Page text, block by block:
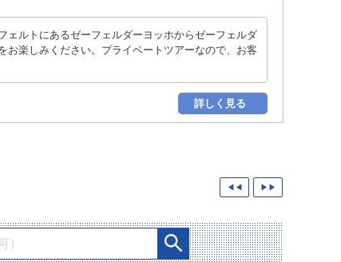
ェルトにあるゼーフェルダーヨッホからゼーフェルダ
お楽しみください。プライベートツアーなので、お客
詳しく見る
◀◀ ▶▶